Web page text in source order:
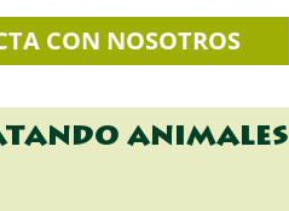
CON NOSOTROS